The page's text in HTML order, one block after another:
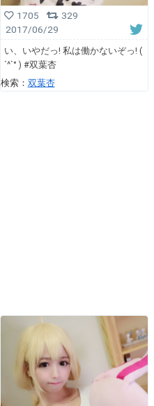
1705
329
2017/06/29
い、いやだっ! 私は働かないぞっ! (
´^`° ) #双葉杏
検索： 双葉杏